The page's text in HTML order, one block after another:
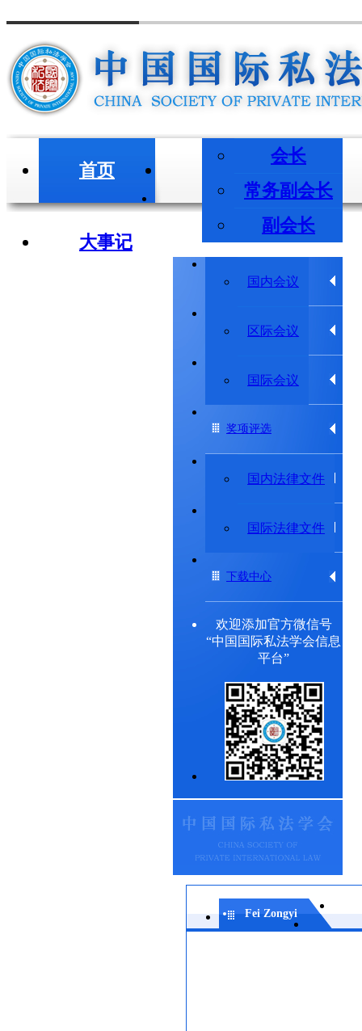
首页
会长
常务副会长
副会长
会长/副会长
大事记
国内会议
区际会议
国际会议
学术会议
学术动态
专题研究委员会
奖项评选
国内法律文件
国际法律文件
法律法规
出版物
下载中心
欢迎添加官方微信号
“中国国际私法学会信息
平台”
Fei Zongyi